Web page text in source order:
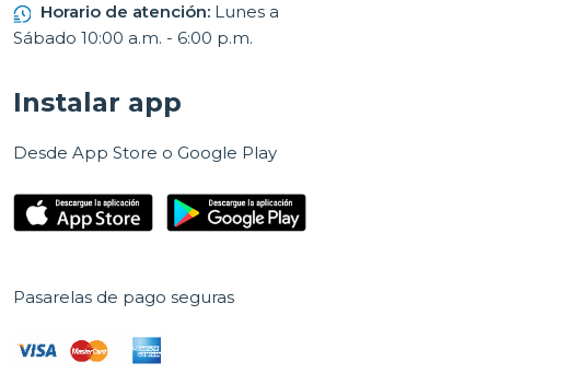
Horario de atención: Lunes a
Sábado 10:00 a.m. - 6:00 p.m.
Instalar app
Desde App Store o Google Play
Pasarelas de pago seguras